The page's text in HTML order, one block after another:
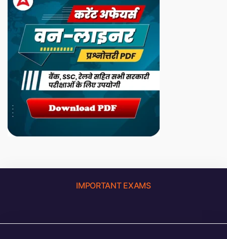
IMPORTANT EXAMS